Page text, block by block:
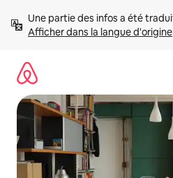
directement
Afficher dans la langue d'origine